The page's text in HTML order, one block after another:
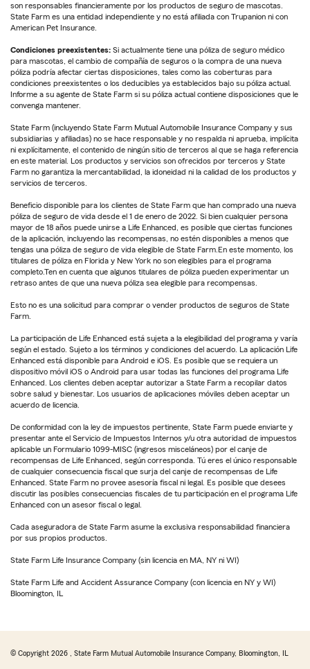
son responsables financieramente por los productos de seguro de mascotas.
State Farm es una entidad independiente y no está afiliada con Trupanion ni con
American Pet Insurance.
Condiciones preexistentes: Si actualmente tiene una póliza de seguro médico
para mascotas, el cambio de compañía de seguros o la compra de una nueva
póliza podría afectar ciertas disposiciones, tales como las coberturas para
condiciones preexistentes o los deducibles ya establecidos bajo su póliza actual.
Informe a su agente de State Farm si su póliza actual contiene disposiciones que le
convenga mantener.
State Farm (incluyendo State Farm Mutual Automobile Insurance Company y sus
subsidiarias y afiliadas) no se hace responsable y no respalda ni aprueba, implícita
ni explícitamente, el contenido de ningún sitio de terceros al que se haga referencia
en este material. Los productos y servicios son ofrecidos por terceros y State
Farm no garantiza la mercantabilidad, la idoneidad ni la calidad de los productos y
servicios de terceros.
Beneficio disponible para los clientes de State Farm que han comprado una nueva
póliza de seguro de vida desde el 1 de enero de 2022. Si bien cualquier persona
mayor de 18 años puede unirse a Life Enhanced, es posible que ciertas funciones
de la aplicación, incluyendo las recompensas, no estén disponibles a menos que
tengas una póliza de seguro de vida elegible de State Farm.En este momento, los
titulares de póliza en Florida y New York no son elegibles para el programa
completo.Ten en cuenta que algunos titulares de póliza pueden experimentar un
retraso antes de que una nueva póliza sea elegible para recompensas.
Esto no es una solicitud para comprar o vender productos de seguros de State
Farm.
La participación de Life Enhanced está sujeta a la elegibilidad del programa y varía
según el estado. Sujeto a los términos y condiciones del acuerdo. La aplicación Life
Enhanced está disponible para Android e iOS. Es posible que se requiera un
dispositivo móvil iOS o Android para usar todas las funciones del programa Life
Enhanced. Los clientes deben aceptar autorizar a State Farm a recopilar datos
sobre salud y bienestar. Los usuarios de aplicaciones móviles deben aceptar un
acuerdo de licencia.
De conformidad con la ley de impuestos pertinente, State Farm puede enviarte y
presentar ante el Servicio de Impuestos Internos y/u otra autoridad de impuestos
aplicable un Formulario 1099-MISC (ingresos misceláneos) por el canje de
recompensas de Life Enhanced, según corresponda. Tú eres el único responsable
de cualquier consecuencia fiscal que surja del canje de recompensas de Life
Enhanced. State Farm no provee asesoría fiscal ni legal. Es posible que desees
discutir las posibles consecuencias fiscales de tu participación en el programa Life
Enhanced con un asesor fiscal o legal.
Cada aseguradora de State Farm asume la exclusiva responsabilidad financiera
por sus propios productos.
State Farm Life Insurance Company (sin licencia en MA, NY ni WI)
State Farm Life and Accident Assurance Company (con licencia en NY y WI)
Bloomington, IL
© Copyright 2026 , State Farm Mutual Automobile Insurance Company, Bloomington, IL